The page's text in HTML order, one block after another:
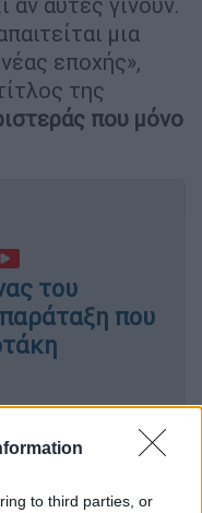
to third parties, or
μια
εποχής»,
της
που μόνο
του
που